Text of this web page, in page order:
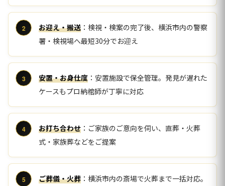
お迎え・搬送 ：検視・検案の完了後、横浜市内の警察
署・検視場へ最短30分でお迎え
安置・お身仕度 ：安置施設で保全管理。発見が遅れた
ケースもプロ納棺師が丁寧に対応
お打ち合わせ ：ご家族のご意向を伺い、直葬・火葬
式・家族葬などをご提案
ご葬儀・火葬 ：横浜市内の斎場で火葬まで一括対応。